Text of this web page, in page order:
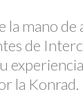
la mano de
de
la Konrad.